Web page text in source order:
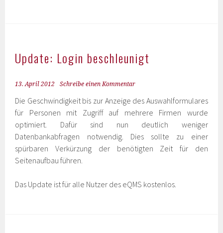
Update: Login beschleunigt
13. April 2012 Schreibe einen Kommentar
Die Geschwindigkeit bis zur Anzeige des Auswahlformulares
für Personen mit Zugriff auf mehrere Firmen wurde
optimiert. Dafür sind nun deutlich weniger
Datenbankabfragen notwendig. Dies sollte zu einer
spürbaren Verkürzung der benötigten Zeit für den
Seitenaufbau führen.
Das Update ist für alle Nutzer des eQMS kostenlos.